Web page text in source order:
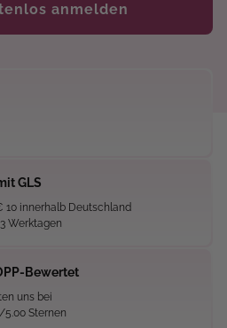
anmelden
GLS
10 innerhalb Deutschland
Werktagen
Bewertet
uns bei
5.00 Sternen